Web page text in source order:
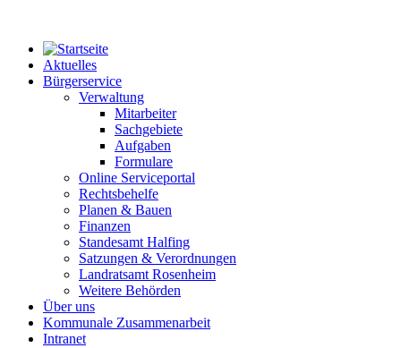
Aktuelles
Bürgerservice
Verwaltung
Mitarbeiter
Sachgebiete
Aufgaben
Formulare
Online Serviceportal
Rechtsbehelfe
Planen & Bauen
Finanzen
Standesamt Halfing
Satzungen & Verordnungen
Landratsamt Rosenheim
Weitere Behörden
Über uns
Kommunale Zusammenarbeit
Intranet